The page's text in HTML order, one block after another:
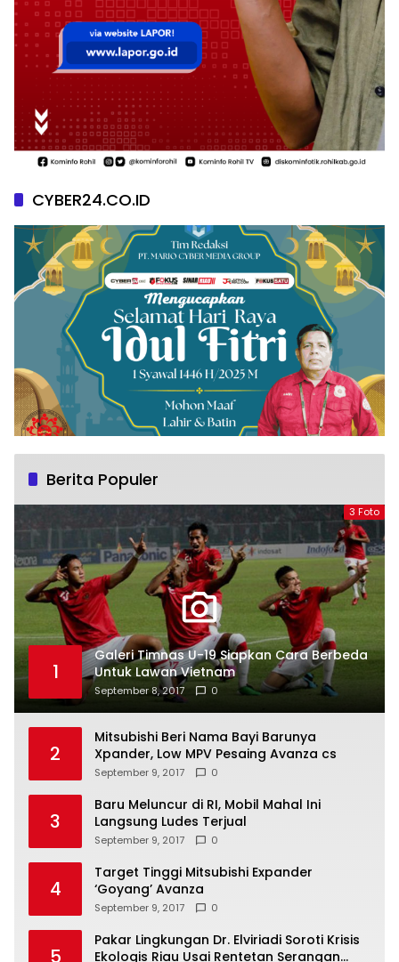
CYBER24.CO.ID
Berita Populer
3 Foto
1
Galeri Timnas U-19 Siapkan Cara Berbeda
Untuk Lawan Vietnam
September 8, 2017 0
2
Mitsubishi Beri Nama Bayi Barunya
Xpander, Low MPV Pesaing Avanza cs
September 9, 2017 0
3
Baru Meluncur di RI, Mobil Mahal Ini
Langsung Ludes Terjual
September 9, 2017 0
4
Target Tinggi Mitsubishi Expander
‘Goyang’ Avanza
September 9, 2017 0
5
Pakar Lingkungan Dr. Elviriadi Soroti Krisis
Ekologis Riau Usai Rentetan Serangan